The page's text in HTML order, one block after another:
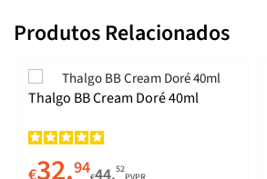
Produtos Relacionados
Thalgo BB Cream Doré 40ml
32.94 52